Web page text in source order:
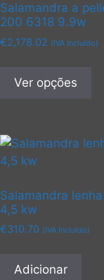
Salamandra a
200 6318 9.9w
€2,178.02 (IVA Incluído)
Ver opções
be
Salamandra
4,5 kw
€310.70 (IVA Incluído)
Adicionar